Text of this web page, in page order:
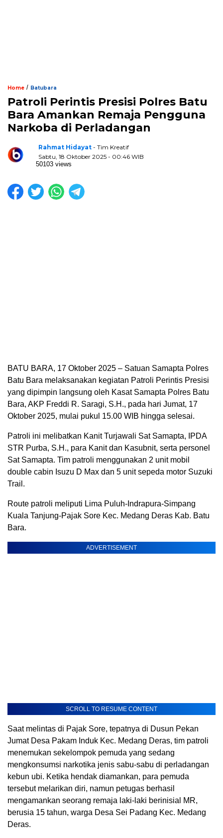
Home / Batubara
Patroli Perintis Presisi Polres Batu
Bara Amankan Remaja Pengguna
Narkoba di Perladangan
Rahmat Hidayat - Tim Kreatif
Sabtu, 18 Oktober 2025 - 00:46 WIB
50103 views
BATU BARA, 17 Oktober 2025 – Satuan Samapta Polres
Batu Bara melaksanakan kegiatan Patroli Perintis Presisi
yang dipimpin langsung oleh Kasat Samapta Polres Batu
Bara, AKP Freddi R. Saragi, S.H., pada hari Jumat, 17
Oktober 2025, mulai pukul 15.00 WIB hingga selesai.
Patroli ini melibatkan Kanit Turjawali Sat Samapta, IPDA
STR Purba, S.H., para Kanit dan Kasubnit, serta personel
Sat Samapta. Tim patroli menggunakan 2 unit mobil
double cabin Isuzu D Max dan 5 unit sepeda motor Suzuki
Trail.
Route patroli meliputi Lima Puluh-Indrapura-Simpang
Kuala Tanjung-Pajak Sore Kec. Medang Deras Kab. Batu
Bara.
ADVERTISEMENT
SCROLL TO RESUME CONTENT
Saat melintas di Pajak Sore, tepatnya di Dusun Pekan
Jumat Desa Pakam Induk Kec. Medang Deras, tim patroli
menemukan sekelompok pemuda yang sedang
mengkonsumsi narkotika jenis sabu-sabu di perladangan
kebun ubi. Ketika hendak diamankan, para pemuda
tersebut melarikan diri, namun petugas berhasil
mengamankan seorang remaja laki-laki berinisial MR,
berusia 15 tahun, warga Desa Sei Padang Kec. Medang
Deras.